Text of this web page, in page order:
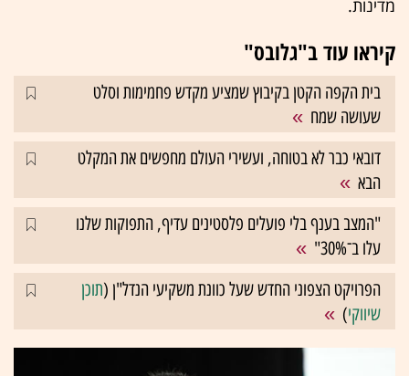
מדינות.
קיראו עוד ב"גלובס"
בית הקפה הקטן בקיבוץ שמציע מקדש פחמימות וסלט
שעושה שמח
דובאי כבר לא בטוחה, ועשירי העולם מחפשים את המקלט
הבא
"המצב בענף בלי פועלים פלסטינים עדיף, התפוקות שלנו
עלו ב־30%"
הפרויקט הצפוני החדש שעל כוונת משקיעי הנדל"ן (תוכן
שיווקי)